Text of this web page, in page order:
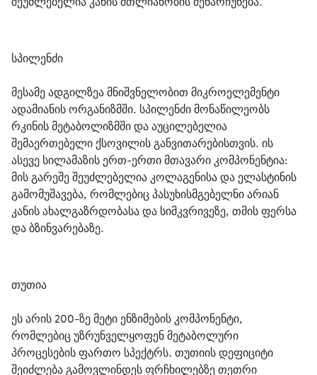
სპილენძი
მესამე ადგილზეა მნიშვნელობით მიკროელემენტი
ადამიანის ორგანიზმში. სპილენძი მონაწილეობს
რკინის მეტაბოლიზმში და აუცილებელია
შემაერთებელი ქსოვილის განვითარებისთვის. ის
ასევე სილამაზის ერთ-ერთი მთავარი კომპონენტია:
მის გარეშე შეუძლებელია კოლაგენისა და ელასტინის
გამომუშავება, რომლებიც პასუხისმგებელნი არიან
კანის ახალგაზრდობასა და სიმკვრივეზე, თმის ფერსა
და ბზინვარებაზე.
თუთია
ეს არის 200-ზე მეტი ენზიმების კომპონენტი,
რომლებიც უზრუნველყოფენ მეტაბოლური
პროცესების ფართო სპექტრს. თუთიის დეფიციტი
შეიძლება გამოვლინდეს ფრჩხილებზე თეთრი